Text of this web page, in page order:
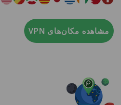
مشاهده مکان‌های VPN